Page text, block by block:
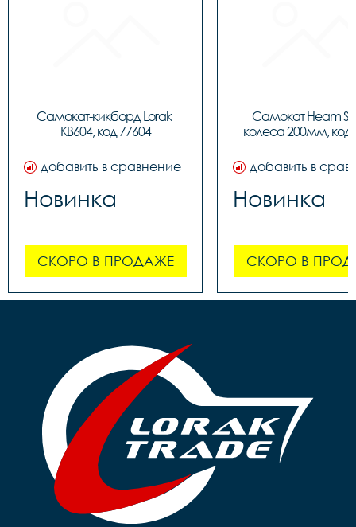
Самокат-кикборд Lorak
KB604, код 77604
добавить в сравнение
Новинка
СКОРО В ПРОДАЖЕ
Самокат Heam
колеса 200мм, код
добавить в
Новинка
СКОРО В